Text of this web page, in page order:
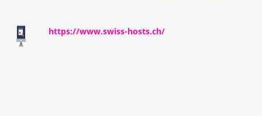
https://www.swiss-hosts.ch/